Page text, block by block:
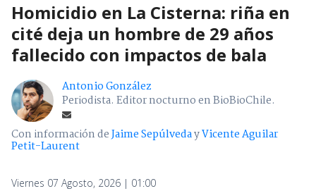
Homicidio en La Cisterna: riña en
cité deja un hombre de 29 años
fallecido con impactos de bala
Antonio González
Periodista. Editor nocturno en BioBioChile.
Con información deJaime SepúlvedayVicente Aguilar
Petit-Laurent
Viernes 07 Agosto, 2026 | 01:00